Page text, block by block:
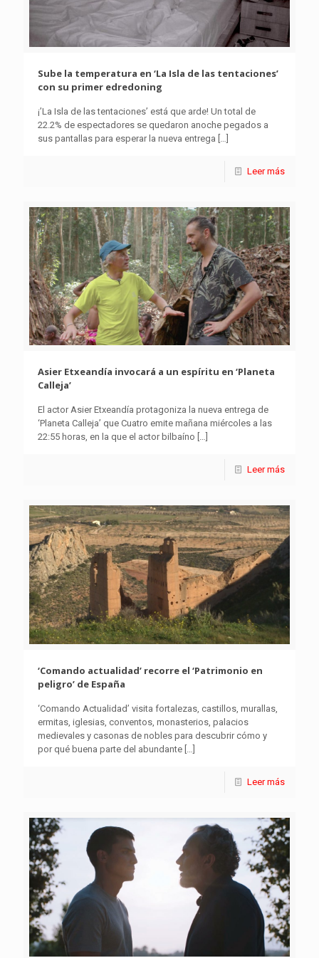
Sube la temperatura en ‘La Isla de las tentaciones’
con su primer edredoning
¡’La Isla de las tentaciones’ está que arde! Un total de
22.2% de espectadores se quedaron anoche pegados a
sus pantallas para esperar la nueva entrega […]
Leer más
Asier Etxeandía invocará a un espíritu en ‘Planeta
Calleja’
El actor Asier Etxeandía protagoniza la nueva entrega de
‘Planeta Calleja’ que Cuatro emite mañana miércoles a las
22:55 horas, en la que el actor bilbaíno […]
Leer más
‘Comando actualidad’ recorre el ‘Patrimonio en
peligro’ de España
‘Comando Actualidad’ visita fortalezas, castillos, murallas,
ermitas, iglesias, conventos, monasterios, palacios
medievales y casonas de nobles para descubrir cómo y
por qué buena parte del abundante […]
Leer más